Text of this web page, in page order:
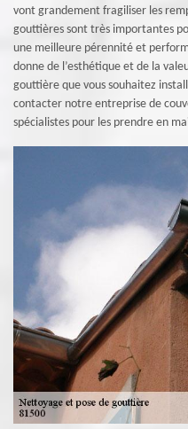
vont grandement fragiliser les
gouttières sont très importantes
une meilleure pérennité et
donne de l’esthétique et de la
gouttière que vous souhaitez
contacter notre entreprise de
spécialistes pour les prendre en